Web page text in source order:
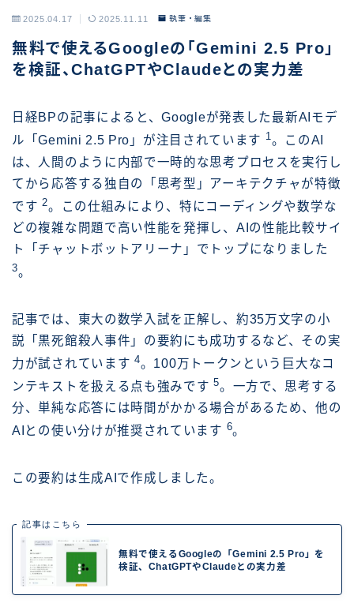
2025.04.17 2025.11.11 執筆・編集
無料で使えるGoogleの「Gemini 2.5 Pro」
を検証、ChatGPTやClaudeとの実力差
日経BPの記事によると、Googleが発表した最新AIモデ
ル「Gemini 2.5 Pro」が注目されています 1。このAI
は、人間のように内部で一時的な思考プロセスを実行し
てから応答する独自の「思考型」アーキテクチャが特徴
です2。この仕組みにより、特にコーディングや数学な
どの複雑な問題で高い性能を発揮し、AIの性能比較サイ
ト「チャットボットアリーナ」でトップになりました
3。
記事では、東大の数学入試を正解し、約35万文字の小
説「黒死館殺人事件」の要約にも成功するなど、その実
力が試されています 4。100万トークンという巨大なコ
ンテキストを扱える点も強みです5。一方で、思考する
分、単純な応答には時間がかかる場合があるため、他の
AIとの使い分けが推奨されています 6。
この要約は生成AIで作成しました。
記事はこちら
無料で使えるGoogleの「Gemini 2.5 Pro」を
検証、ChatGPTやClaudeとの実力差